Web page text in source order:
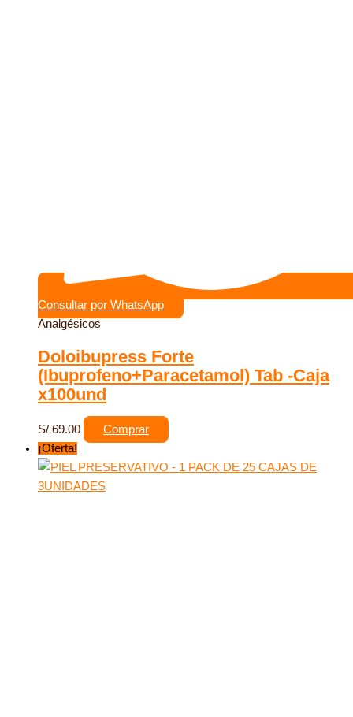
Consultar por WhatsApp
Analgésicos
Doloibupress Forte
(Ibuprofeno+Paracetamol) Tab -Caja
x100und
S/ 69.00
Comprar
¡Oferta!